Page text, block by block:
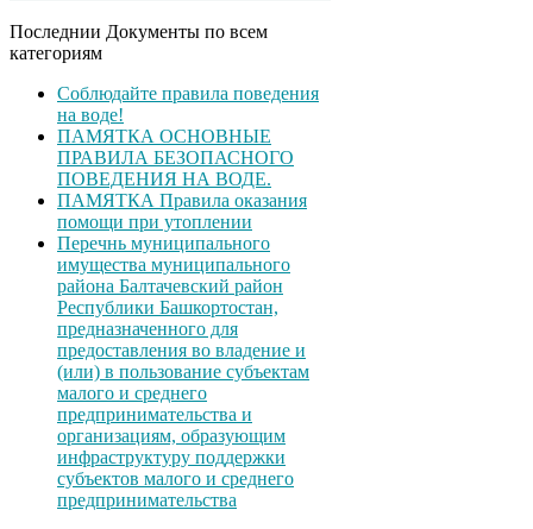
Последнии Документы по всем
категориям
Соблюдайте правила поведения
на воде!
ПАМЯТКА ОСНОВНЫЕ
ПРАВИЛА БЕЗОПАСНОГО
ПОВЕДЕНИЯ НА ВОДЕ.
ПАМЯТКА Правила оказания
помощи при утоплении
Перечнь муниципального
имущества муниципального
района Балтачевский район
Республики Башкортостан,
предназначенного для
предоставления во владение и
(или) в пользование субъектам
малого и среднего
предпринимательства и
организациям, образующим
инфраструктуру поддержки
субъектов малого и среднего
предпринимательства